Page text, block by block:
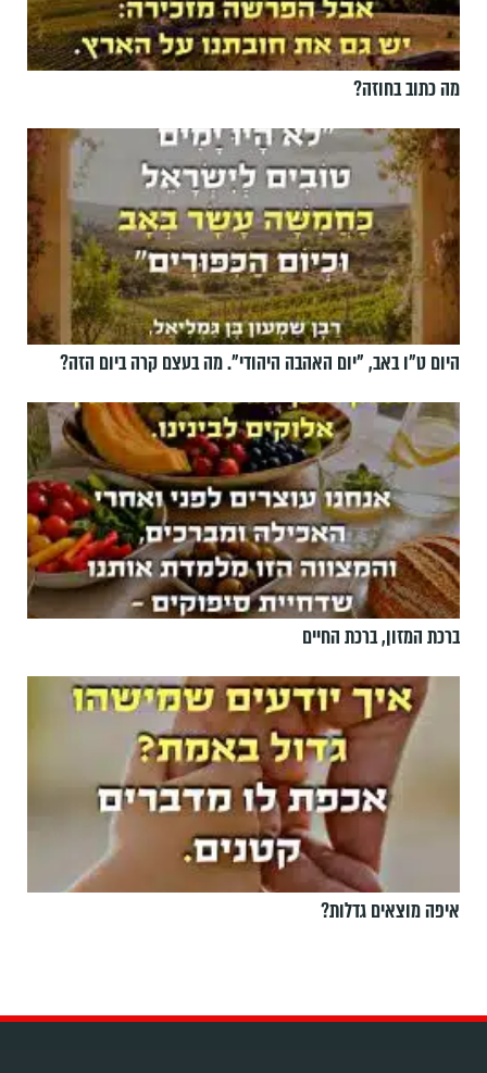
מה כתוב בחוזה?
היום ט"ו באב, ”יום האהבה היהודי". מה בעצם קרה ביום הזה?
ברכת המזון, ברכת החיים
איפה מוצאים גדלות?